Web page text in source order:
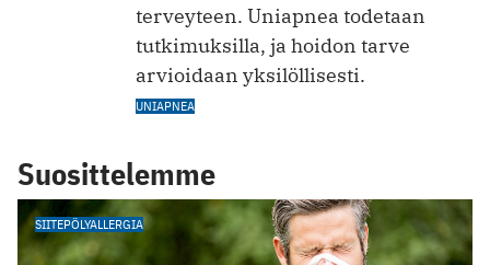
terveyteen. Uniapnea todetaan
tutkimuksilla, ja hoidon tarve
arvioidaan yksilöllisesti.
UNIAPNEA
Suosittelemme
SIITEPÖLYALLERGIA